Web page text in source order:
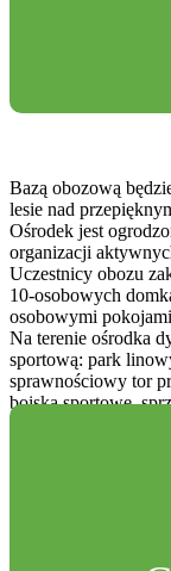
Bazą obozową
lesie nad
Ośrodek jest
organizacji
Uczestnicy obozu
10-osobowych
osobowymi
Na terenie ośrodka
sportową: park
sprawnościowy tor
boiska sportowe,